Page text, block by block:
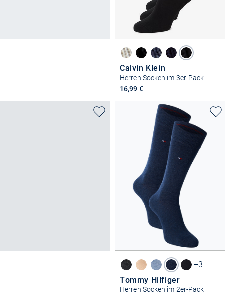
Calvin Klein
Herren Socken im 3er-Pack
16,99 €
+3
Tommy Hilfiger
Herren Socken im 2er-Pack